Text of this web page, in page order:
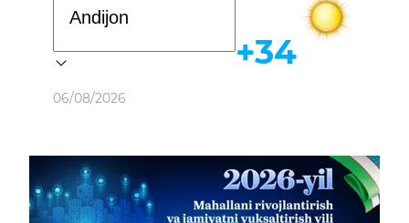
Ob-havo
06/08/2026
+34